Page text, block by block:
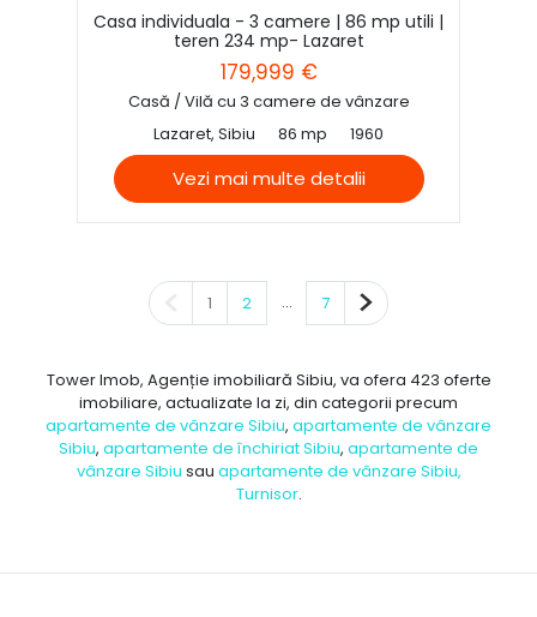
Casa individuala - 3 camere | 86 mp utili |
teren 234 mp- Lazaret
179,999 €
Casă / Vilă cu 3 camere de vânzare
Lazaret, Sibiu
86 mp 1960
Vezi mai multe detalii
Pagina anterioară
1 2 ... 7 Pagina următoare
Tower Imob, Agenție imobiliară Sibiu, va ofera 423 oferte
imobiliare, actualizate la zi, din categorii precum
apartamente de vânzare Sibiu, apartamente de vânzare
Sibiu, apartamente de închiriat Sibiu, apartamente de
vânzare Sibiu sau apartamente de vânzare Sibiu,
Turnisor.